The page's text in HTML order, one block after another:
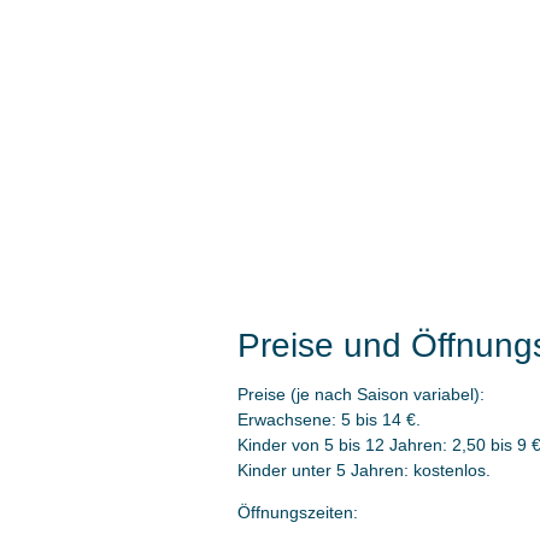
Preise und
Preise (je nach Saison variabel):
Erwachsene: 5 bis 14 €.
Kinder von 5 bis 12 Jahren: 2,50 bis 9 €.
Kinder unter 5 Jahren: kostenlos.
Öffnungszeiten: